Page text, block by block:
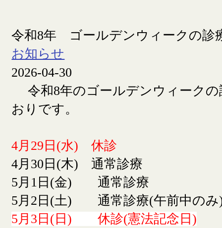
令和8年 ゴールデンウィークの診
お知らせ
2026-04-30
令和8年のゴールデンウィークの
おりです。
4月29日(水) 休診
4月30日(木) 通常診療
5月1日(金) 通常診療
5月2日(土) 通常診療(午前中のみ
5月3日(日) 休診(憲法記念日)